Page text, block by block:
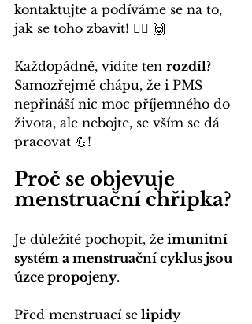
kontaktujte a podíváme se na to,
jak se toho zbavit! 🙋‍♀️ 🙌
Každopádně, vidíte ten rozdíl?
Samozřejmě chápu, že i PMS
nepřináší nic moc příjemného do
života, ale nebojte, se vším se dá
pracovat 💪!
Proč se objevuje
menstruační chřipka?
Je důležité pochopit, že imunitní
systém a menstruační cyklus jsou
úzce propojeny.
Před menstruací se lipidy